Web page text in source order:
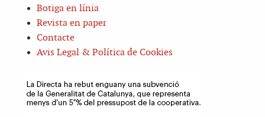
Botiga en línia
Revista en paper
Contacte
Avis Legal & Política de Cookies